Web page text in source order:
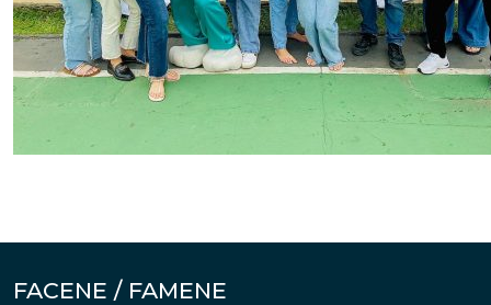
FACENE / FAMENE